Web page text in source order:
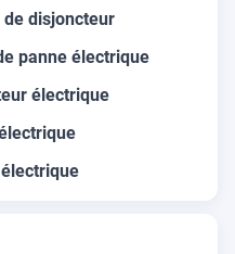
de disjoncteur
panne électrique
électrique